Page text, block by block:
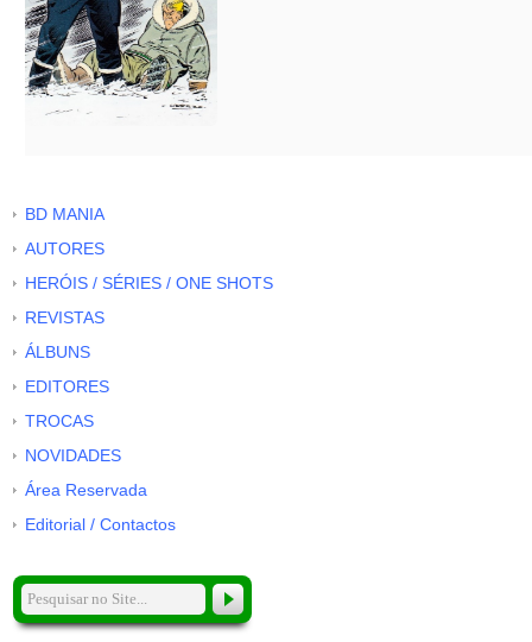
BD MANIA
AUTORES
HERÓIS / SÉRIES / ONE SHOTS
REVISTAS
ÁLBUNS
EDITORES
TROCAS
NOVIDADES
Área Reservada
Editorial / Contactos